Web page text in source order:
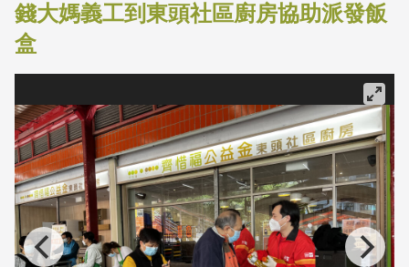
錢大媽義工到東頭社區廚房協助派發飯
盒